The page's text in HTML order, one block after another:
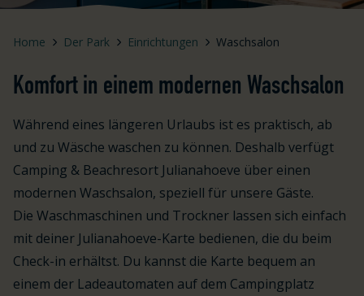
Home Der Park Einrichtungen Waschsalon
Komfort in einem modernen Waschsalon
Während eines längeren Urlaubs ist es praktisch, ab
und zu Wäsche waschen zu können. Deshalb verfügt
Camping & Beachresort Julianahoeve über einen
modernen Waschsalon, speziell für unsere Gäste.
Die Waschmaschinen und Trockner lassen sich einfach
mit deiner Julianahoeve-Karte bedienen, die du beim
Check-in erhältst. Du kannst die Karte bequem an
einem der Ladeautomaten auf dem Campingplatz